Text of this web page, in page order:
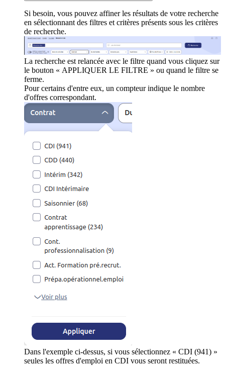
Si besoin, vous pouvez affiner les résultats de votre recherche
en sélectionnant des filtres et critères présents sous les critères
de recherche.
La recherche est relancée avec le filtre quand vous cliquez sur
le bouton « APPLIQUER LE FILTRE » ou quand le filtre se
ferme.
Pour certains d'entre eux, un compteur indique le nombre
d'offres correspondant.
Dans l'exemple ci-dessus, si vous sélectionnez « CDI (941) »
seules les offres d'emploi en CDI vous seront restituées.